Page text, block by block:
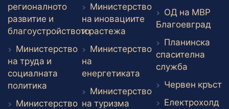
регионалното
развитие и
благоустройството
Външен линк
Министерство
на труда и
социалната
политика Външен линк
Министерство
Министерство
на иновациите
и растежа Външен линк
Министерство
на
енергетиката Външен линк
Министерство
на туризма Външен линк
ОД на МВР
Благоевград
Планинска
спасителна
служба
Червен кръст
Електрохолд